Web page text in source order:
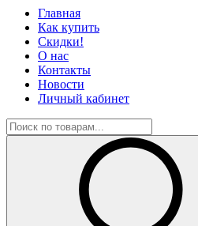
Главная
Как купить
Скидки!
О нас
Контакты
Новости
Личный кабинет